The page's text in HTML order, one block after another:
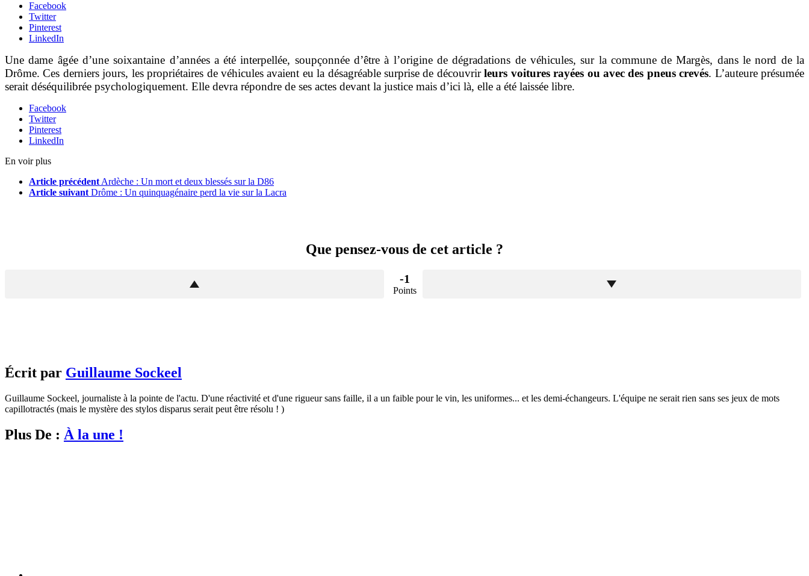
Facebook
Twitter
Pinterest
LinkedIn
Une dame âgée d’une soixantaine d’années a été interpellée, soupçonnée d’être à l’origine de dégradations de véhicules, sur la commune de Margès, dans le nord de la
Drôme. Ces derniers jours, les propriétaires de véhicules avaient eu la désagréable surprise de découvrirleurs voitures rayées ou avec des pneus crevés. L’auteure présumée
serait déséquilibrée psychologiquement. Elle devra répondre de ses actes devant la justice mais d’ici là, elle a été laissée libre.
Facebook
Twitter
Pinterest
LinkedIn
En voir plus
Article précédent Ardèche : Un mort et deux blessés sur la D86
Article suivant Drôme : Un quinquagénaire perd la vie sur la Lacra
Que pensez-vous de cet article ?
-1
Points
Écrit par Guillaume Sockeel
Guillaume Sockeel, journaliste à la pointe de l'actu. D'une réactivité et d'une rigueur sans faille, il a un faible pour le vin, les uniformes... et les demi-échangeurs. L'équipe ne serait rien sans ses jeux de mots
capillotractés (mais le mystère des stylos disparus serait peut être résolu ! )
Plus De : À la une !